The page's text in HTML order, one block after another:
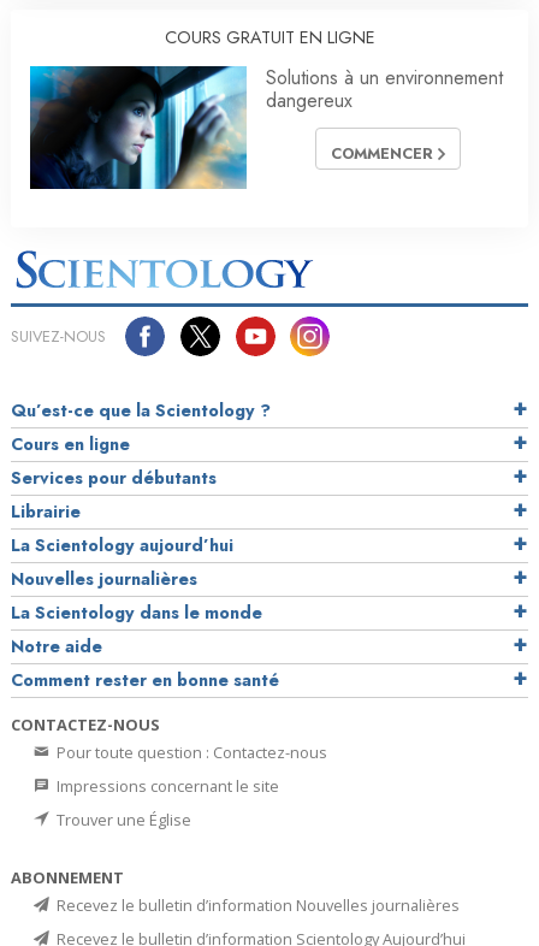
COURS GRATUIT EN LIGNE
Solutions à un environnement
dangereux
COMMENCER
SUIVEZ-NOUS
Qu’est-ce que la Scientology ?
Cours en ligne
Services pour débutants
Librairie
La Scientology aujourd’hui
Nouvelles journalières
La Scientology dans le monde
Notre aide
Comment rester en bonne santé
CONTACTEZ-NOUS
Pour toute question : Contactez-nous
Impressions concernant le site
Trouver une Église
ABONNEMENT
Recevez le bulletin d’information Nouvelles journalières
Recevez le bulletin d’information Scientology Aujourd’hui